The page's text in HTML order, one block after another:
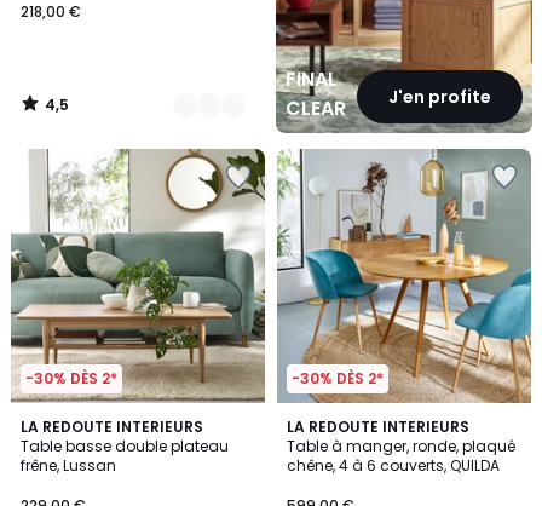
218,00 €
4,5
/
FINAL
CLEARANCEJ'en profite
-30% DÈS 2*
LA REDOUTE INTERIEURS
Table basse double plateau
frêne, Lussan
4,5
/ 5
-30% DÈS 2*
LA REDOUTE INTERIEURS
Table à manger, ronde, plaqué
chêne, 4 à 6 couverts, QUILDA
4,4
/ 5